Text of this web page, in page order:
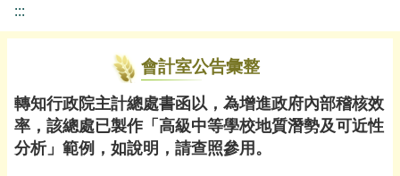
:::
會計室公告彙整
轉知行政院主計總處書函以，為增進政府內部稽核效
率，該總處已製作「高級中等學校地質潛勢及可近性
分析」範例，如說明，請查照參用。